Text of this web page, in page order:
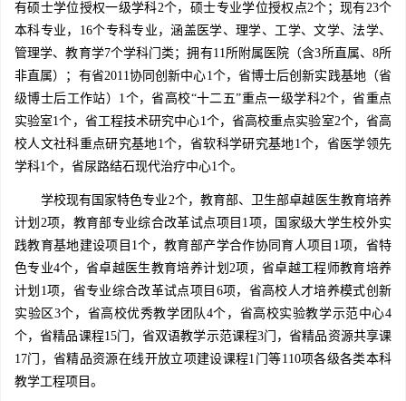
有硕士学位授权一级学科2个，硕士专业学位授权点2个；现有23个
本科专业，16个专科专业，涵盖医学、理学、工学、文学、法学、
管理学、教育学7个学科门类；拥有11所附属医院（含3所直属、8所
非直属）；有省2011协同创新中心1个，省博士后创新实践基地（省
级博士后工作站）1个，省高校“十二五”重点一级学科2个，省重点
实验室1个，省工程技术研究中心1个，省高校重点实验室2个，省高
校人文社科重点研究基地1个，省软科学研究基地1个，省医学领先
学科1个，省尿路结石现代治疗中心1个。
学校现有国家特色专业2个，教育部、卫生部卓越医生教育培养
计划2项，教育部专业综合改革试点项目1项，国家级大学生校外实
践教育基地建设项目1个，教育部产学合作协同育人项目1项，省特
色专业4个，省卓越医生教育培养计划2项，省卓越工程师教育培养
计划1项，省专业综合改革试点项目6项，省高校人才培养模式创新
实验区3个，省高校优秀教学团队4个，省高校实验教学示范中心4
个，省精品课程15门，省双语教学示范课程3门，省精品资源共享课
17门，省精品资源在线开放立项建设课程1门等110项各级各类本科
教学工程项目。